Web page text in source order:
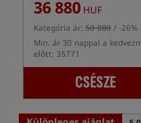
36 880 HUF
Kategória ár: 50 080 / -26%
Min. ár 30 nappal a
előtt: 35771
CSÉSZE